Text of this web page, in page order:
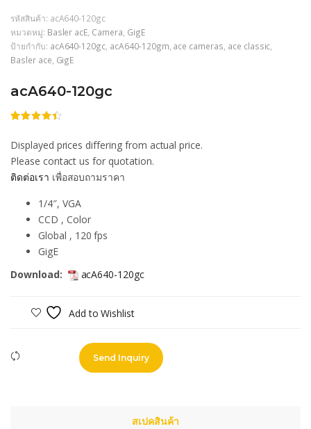
รหัสสินค้า: acA640-120gc
หมวดหมู่: Basler acE Camera GigE
ป้ายกำกับ: acA640-120gc acA640-120gm ace cameras ace classic
Basler ace GigE
acA640-120gc
คะแนน
4.37จาก
5
เต็มบน
คะแนน
ของลูกค้า
Displayed prices differing from actual price.
Please contact us for quotation.
ติดต่อเรา เพื่อสอบถามราคา
1/4″, VGA
CCD , Color
Global , 120 fps
GigE
Download:
acA640-120gc
Add to Wishlist
Send Inquiry
สเปคสินค้า